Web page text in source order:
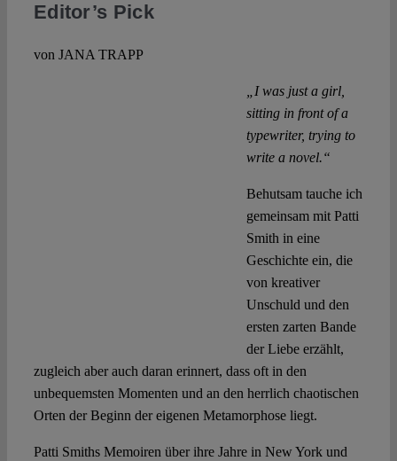
Editor’s Pick
von JANA TRAPP
„I was just a girl,
sitting in front of a
typewriter, trying to
write a novel.“
Behutsam tauche ich
gemeinsam mit Patti
Smith in eine
Geschichte ein, die
von kreativer
Unschuld und den
ersten zarten Bande
der Liebe erzählt,
zugleich aber auch daran erinnert, dass oft in den
unbequemsten Momenten und an den herrlich chaotischen
Orten der Beginn der eigenen Metamorphose liegt.
Patti Smiths Memoiren über ihre Jahre in New York und